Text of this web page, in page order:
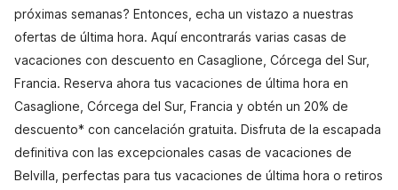
próximas semanas? Entonces, echa un vistazo a nuestras
ofertas de última hora. Aquí encontrarás varias casas de
vacaciones con descuento en Casaglione, Córcega del Sur,
Francia. Reserva ahora tus vacaciones de última hora en
Casaglione, Córcega del Sur, Francia y obtén un 20% de
descuento* con cancelación gratuita. Disfruta de la escapada
definitiva con las excepcionales casas de vacaciones de
Belvilla, perfectas para tus vacaciones de última hora o retiros